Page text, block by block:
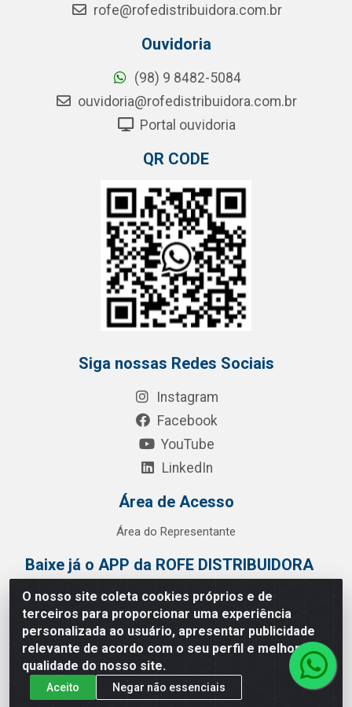
O nosso site coleta cookies próprios e de
terceiros para proporcionar uma experiência
personalizada ao usuário, apresentar publicidade
relevante de acordo com o seu perfil e melhorar a
qualidade do nosso site.
Aceito
Negar não essenciais
rofe@rofedistribuidora.com.br
Ouvidoria
(98) 9 8482-5084
ouvidoria@rofedistribuidora.com.br
Portal ouvidoria
QR CODE
Siga nossas Redes Sociais
Instagram
Facebook
YouTube
LinkedIn
Área de Acesso
Área do Representante
Baixe já o APP da ROFE DISTRIBUIDORA